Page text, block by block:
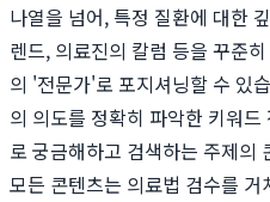
나열을 넘어, 특정 질환에 대한
렌드, 의료진의 칼럼 등을 꾸준
의 '전문가'로 포지셔닝할 수 있
의 의도를 정확히 파악한 키워
로 궁금해하고 검색하는 주제의
모든 콘텐츠는 의료법 검수를